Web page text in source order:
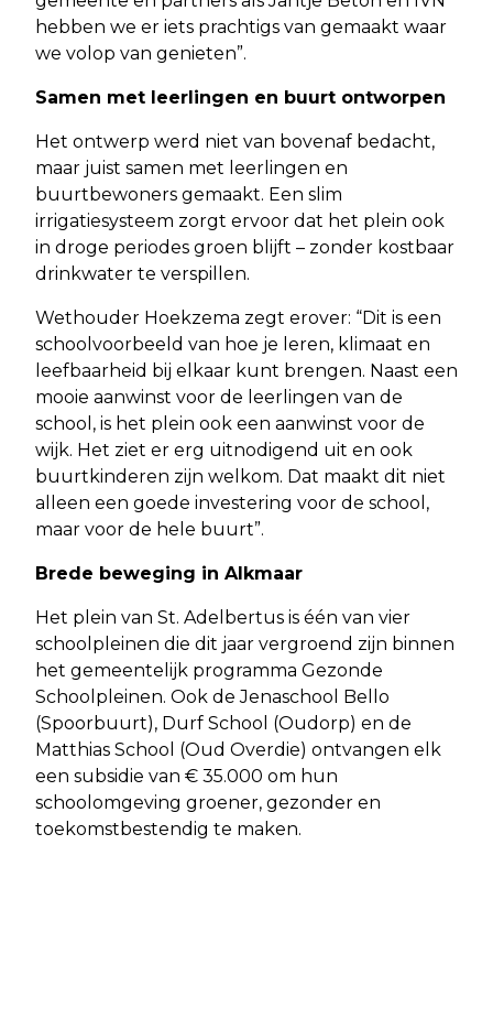
hebben we er iets prachtigs van gemaakt waar
we volop van genieten”.
Samen met leerlingen en buurt ontworpen
Het ontwerp werd niet van bovenaf bedacht,
maar juist samen met leerlingen en
buurtbewoners gemaakt. Een slim
irrigatiesysteem zorgt ervoor dat het plein ook
in droge periodes groen blijft – zonder kostbaar
drinkwater te verspillen.
Wethouder Hoekzema zegt erover: “Dit is een
schoolvoorbeeld van hoe je leren, klimaat en
leefbaarheid bij elkaar kunt brengen. Naast een
mooie aanwinst voor de leerlingen van de
school, is het plein ook een aanwinst voor de
wijk. Het ziet er erg uitnodigend uit en ook
buurtkinderen zijn welkom. Dat maakt dit niet
alleen een goede investering voor de school,
maar voor de hele buurt”.
Brede beweging in Alkmaar
Het plein van St. Adelbertus is één van vier
schoolpleinen die dit jaar vergroend zijn binnen
het gemeentelijk programma Gezonde
Schoolpleinen. Ook de Jenaschool Bello
(Spoorbuurt), Durf School (Oudorp) en de
Matthias School (Oud Overdie) ontvangen elk
een subsidie van € 35.000 om hun
schoolomgeving groener, gezonder en
toekomstbestendig te maken.